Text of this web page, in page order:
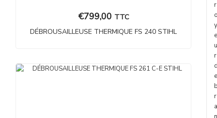
€799,00 TTC
DÉBROUSAILLEUSE THERMIQUE FS 240 STIHL
r
y
e
u
r
e
r
a